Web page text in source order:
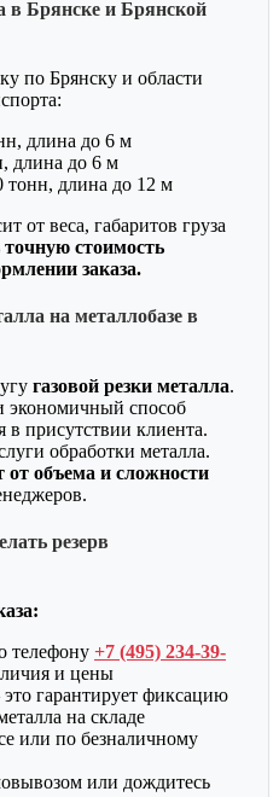
в Брянске и Брянской
по Брянску и области
длина до 6 м
длина до 6 м
длина до 12 м
от веса, габаритов груза
точную стоимость
заказа.
на металлобазе в
газовой резки металла.
экономичный способ
в присутствии клиента.
обработки металла.
от объема и сложности
резерв
телефону +7 (495) 234-39-
и цены
гарантирует фиксацию
на складе
или по безналичному
или дождитесь